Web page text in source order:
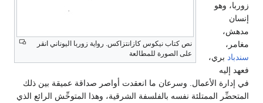
نص كتاب نيكوس كازانتزاكس. رواية زوربا اليوناني انقر
على الصورة للمطالعة
زوربا، وهو
إنسان
مدهش،
مغامر،
سندباد بري،
فعهد إليه
في إدارة الأعمال. وسرعان ما انعقدت أواصر صداقة عميقة بين ذلك
المتحضِّر الممتلئة نفسه بالفلسفة الشرقية، وهذا المتوحِّش الرائع الذي